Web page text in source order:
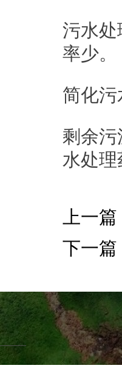
污水处
率少。
简化
剩余
水处
上一
下一篇